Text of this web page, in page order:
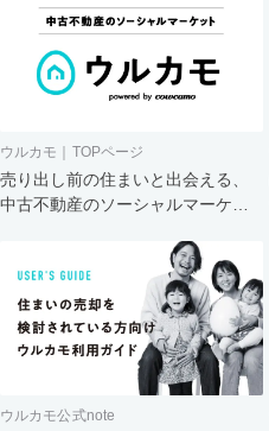
ウルカモ｜TOPページ
売り出し前の住まいと出会える、
中古不動産のソーシャルマーケッ
ウルカモ公式note